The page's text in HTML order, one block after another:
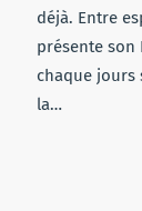
déjà. Entre
présente son
chaque jours
la…